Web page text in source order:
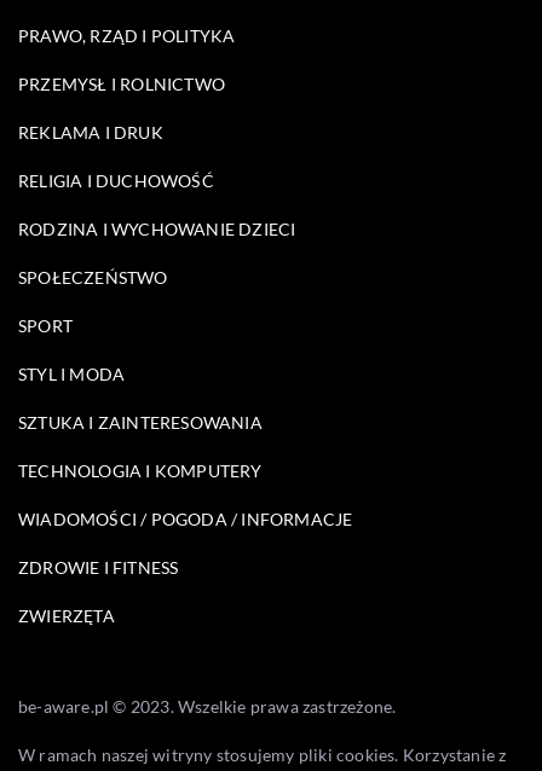
PRAWO, RZĄD I POLITYKA
PRZEMYSŁ I ROLNICTWO
REKLAMA I DRUK
RELIGIA I DUCHOWOŚĆ
RODZINA I WYCHOWANIE DZIECI
SPOŁECZEŃSTWO
SPORT
STYL I MODA
SZTUKA I ZAINTERESOWANIA
TECHNOLOGIA I KOMPUTERY
WIADOMOŚCI / POGODA / INFORMACJE
ZDROWIE I FITNESS
ZWIERZĘTA
be-aware.pl © 2023. Wszelkie prawa zastrzeżone.
W ramach naszej witryny stosujemy pliki cookies. Korzystanie z